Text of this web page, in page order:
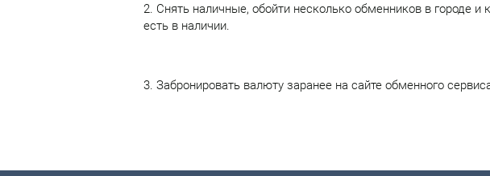
2. Снять наличные, обойти несколько обменников в городе и
есть в наличии.
3. Забронировать валюту заранее на сайте обменного